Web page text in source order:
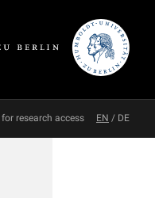
research access EN / DE